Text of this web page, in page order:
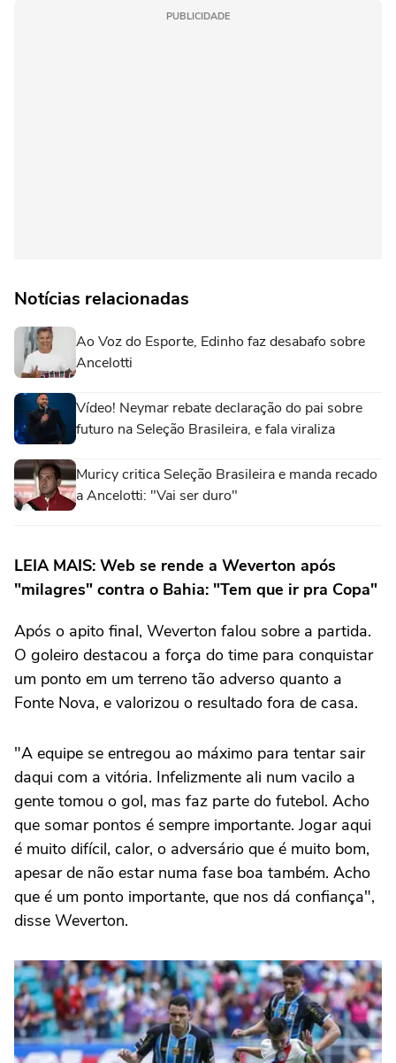
PUBLICIDADE
Notícias relacionadas
Ao Voz do Esporte, Edinho faz desabafo sobre
Ancelotti
Vídeo! Neymar rebate declaração do pai sobre
futuro na Seleção Brasileira, e fala viraliza
Muricy critica Seleção Brasileira e manda recado
a Ancelotti: "Vai ser duro"
LEIA MAIS: Web se rende a Weverton após
"milagres" contra o Bahia: "Tem que ir pra Copa"
Após o apito final, Weverton falou sobre a partida.
O goleiro destacou a força do time para conquistar
um ponto em um terreno tão adverso quanto a
Fonte Nova, e valorizou o resultado fora de casa.
"A equipe se entregou ao máximo para tentar sair
daqui com a vitória. Infelizmente ali num vacilo a
gente tomou o gol, mas faz parte do futebol. Acho
que somar pontos é sempre importante. Jogar aqui
é muito difícil, calor, o adversário que é muito bom,
apesar de não estar numa fase boa também. Acho
que é um ponto importante, que nos dá confiança",
disse Weverton.